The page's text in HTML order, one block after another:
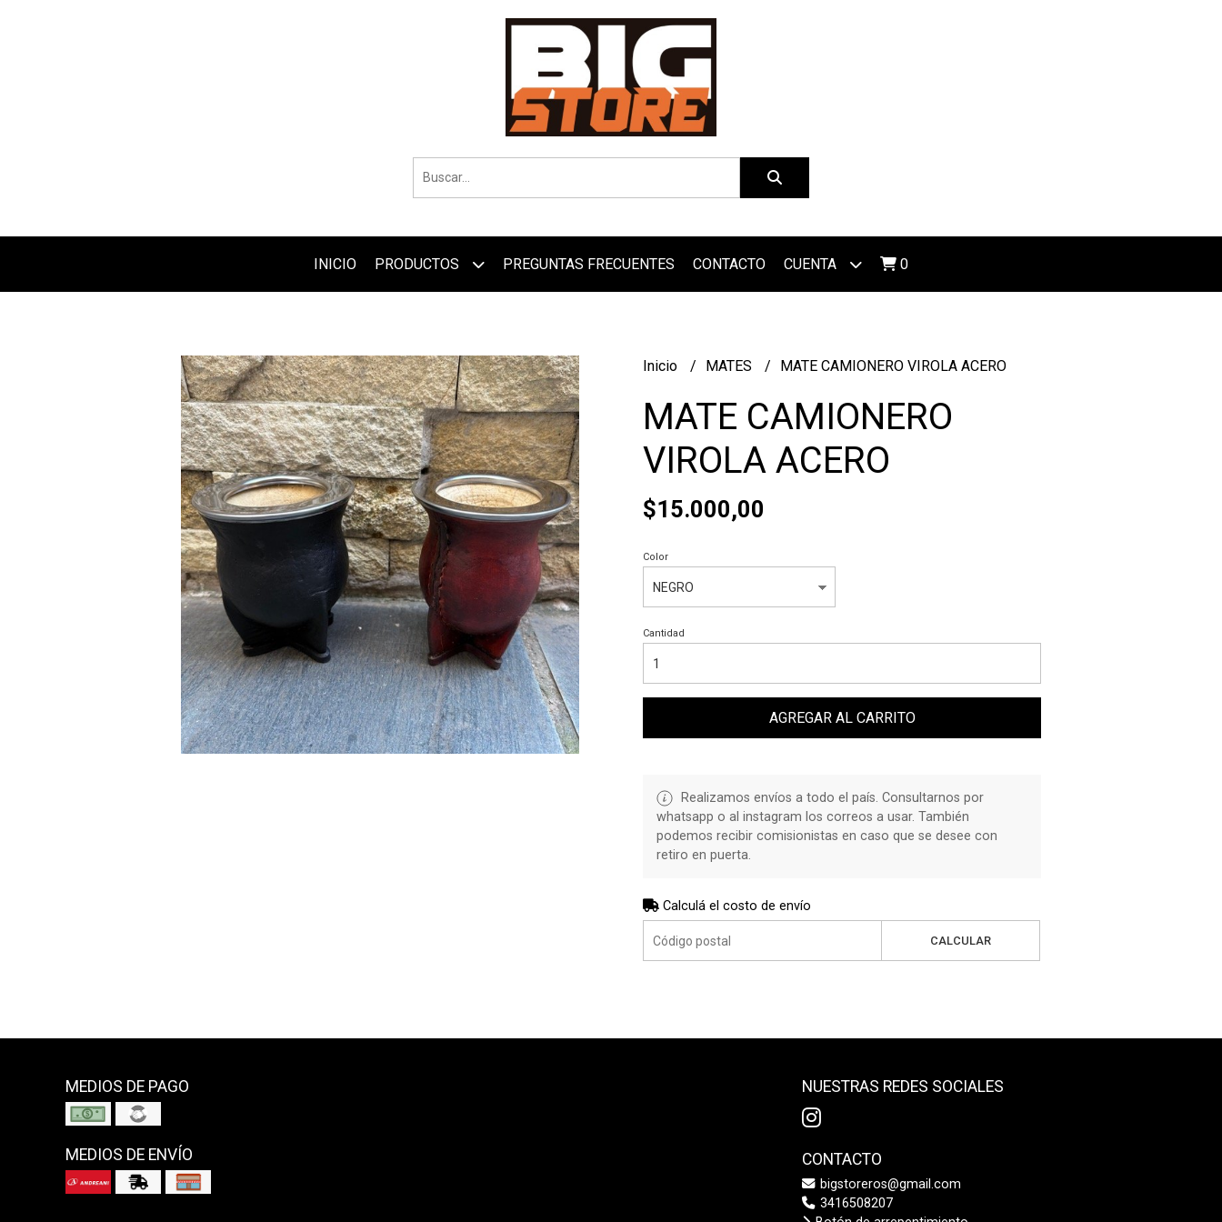
INICIO PRODUCTOS PREGUNTAS FRECUENTES CONTACTO CUENTA 0
Inicio MATES MATE CAMIONERO VIROLA ACERO
MATE CAMIONERO
VIROLA ACERO
$15.000,00
Color
Cantidad
AGREGAR AL CARRITO
Realizamos envíos a todo el país. Consultarnos por
whatsapp o al instagram los correos a usar. También
podemos recibir comisionistas en caso que se desee con
retiro en puerta.
Calculá el costo de envío
CALCULAR
MEDIOS DE PAGO
MEDIOS DE ENVÍO
NUESTRAS REDES SOCIALES
CONTACTO
bigstoreros@gmail.com
3416508207